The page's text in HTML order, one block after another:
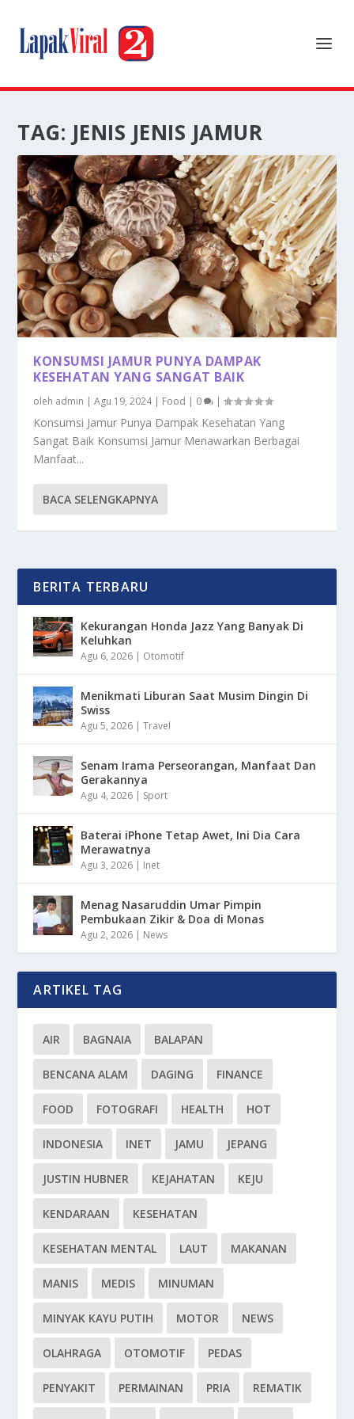
TAG: JENIS JENIS JAMUR
KONSUMSI JAMUR PUNYA DAMPAK
KESEHATAN YANG SANGAT BAIK
oleh admin |Agu 19, 2024| Food | 0 |
Konsumsi Jamur Punya Dampak Kesehatan Yang
Sangat Baik Konsumsi Jamur Menawarkan Berbagai
Manfaat...
BACA SELENGKAPNYA
BERITA TERBARU
Kekurangan Honda Jazz Yang Banyak Di
Keluhkan
Agu 6, 2026 | Otomotif
Menikmati Liburan Saat Musim Dingin Di
Swiss
Agu 5, 2026 |Travel
Senam Irama Perseorangan, Manfaat Dan
Gerakannya
Agu 4, 2026 | Sport
Baterai iPhone Tetap Awet, Ini Dia Cara
Merawatnya
Agu 3, 2026 | Inet
Menag Nasaruddin Umar Pimpin
Pembukaan Zikir & Doa di Monas
Agu 2, 2026 | News
ARTIKEL TAG
AIR BAGNAIA BALAPAN
BENCANA ALAM DAGING FINANCE
FOOD FOTOGRAFI HEALTH HOT
INDONESIA INET JAMU JEPANG
JUSTIN HUBNER KEJAHATAN KEJU
KENDARAAN KESEHATAN
KESEHATAN MENTAL LAUT MAKANAN
MANIS MEDIS MINUMAN
MINYAK KAYU PUTIH MOTOR NEWS
OLAHRAGA OTOMOTIF PEDAS
PENYAKIT PERMAINAN PRIA REMATIK